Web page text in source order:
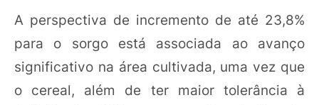
A perspectiva de incremento de até 23,8%
para o sorgo está associada ao avanço
significativo na área cultivada, uma vez que
o cereal, além de ter maior tolerância à